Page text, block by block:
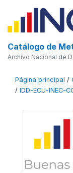
Catálogo de
Archivo Nacional de
Página principal /
/ IDD-ECU-INEC-